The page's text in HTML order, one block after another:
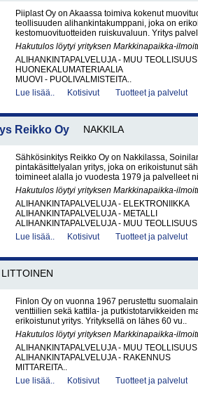
Piiplast Oy on Akaassa toimiva kokenut
teollisuuden alihankintakumppani, joka on
kestomuovituotteiden ruiskuvaluun. Yritys
Hakutulos löytyi yrityksen Markkinapaikka-
ALIHANKINTAPALVELUJA - MUU TEOLLISUUS
HUONEKALUMATERIAALIA
MUOVI - PUOLIVALMISTEITA..
Lue lisää..
Kotisivut Tuotteet ja palvelut
Reikko Oy NAKKILA
Sähkösinkitys Reikko Oy on Nakkilassa,
pintakäsittelyalan yritys, joka on erikoistunut
toimineet alalla jo vuodesta 1979 ja palvelleet
Hakutulos löytyi yrityksen Markkinapaikka-
ALIHANKINTAPALVELUJA - ELEKTRONIIKKA
ALIHANKINTAPALVELUJA - METALLI
ALIHANKINTAPALVELUJA - MUU
Lue lisää..
Kotisivut Tuotteet ja palvelut
LITTOINEN
Finlon Oy on vuonna 1967 perustettu
venttiilien sekä kattila- ja putkistotarvikkeiden
erikoistunut yritys. Yrityksellä on lähes 60 vu..
Hakutulos löytyi yrityksen Markkinapaikka-
ALIHANKINTAPALVELUJA - MUU TEOLLISUUS
ALIHANKINTAPALVELUJA - RAKENNUS
MITTAREITA..
Lue lisää..
Kotisivut Tuotteet ja palvelut